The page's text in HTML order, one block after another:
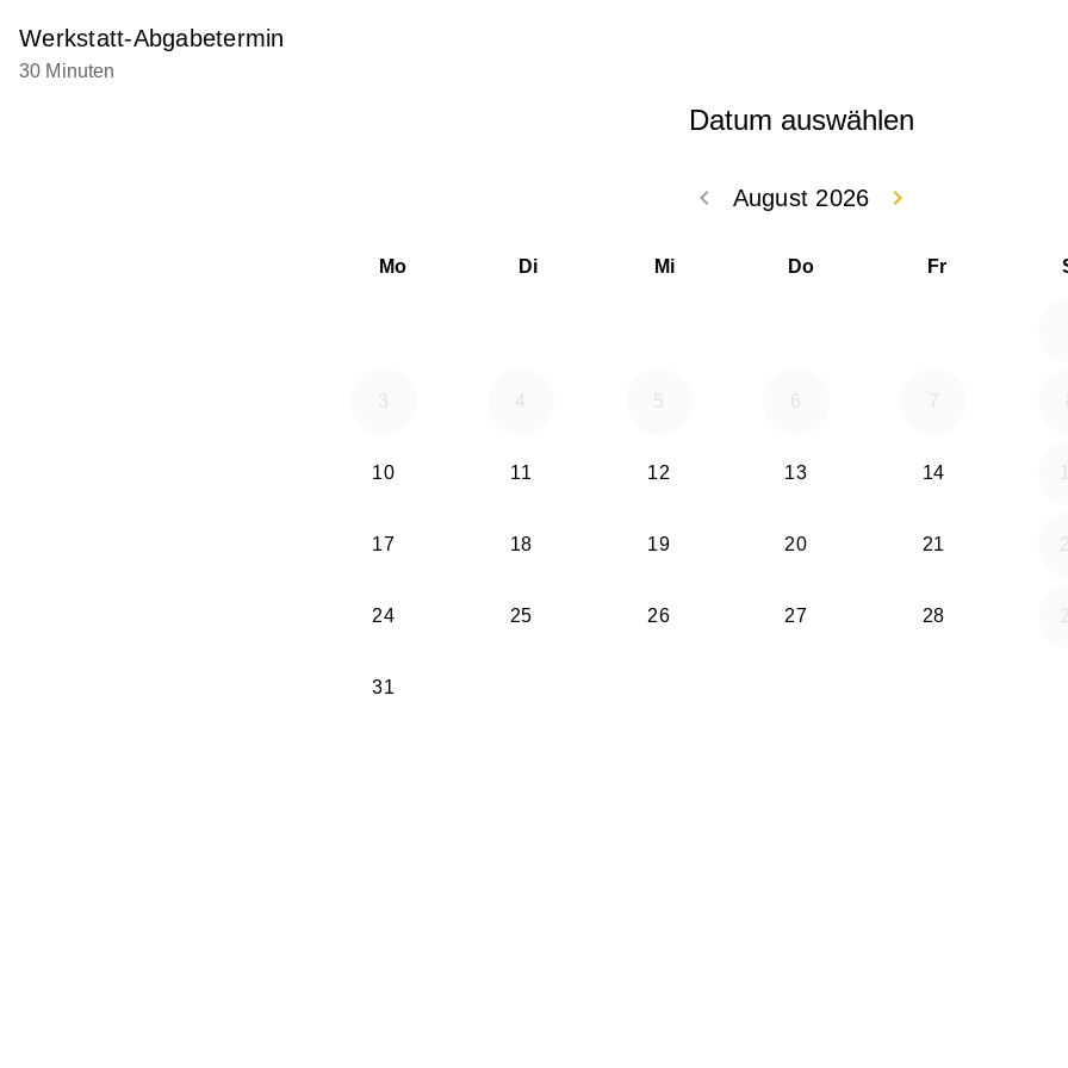
Werkstatt-Abgabetermin
30 Minuten
Datum auswählen
August 2026
keyboard_arrow_left
keyboard_arrow_right
Mo Di Mi Do Fr
3 4 5 6 7
10 11 12 13 14
17 18 19 20 21
24 25 26 27 28
31